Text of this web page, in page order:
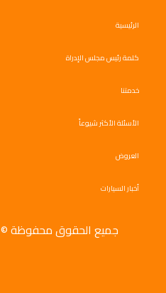
الرئيسية
كلمة رئيس مجلس الإدراة
خدمتنا
الأسئلة الأكثر شيوعاً
العروض
أخبار السيارات
جميع الحقوق محفوظة © ٢٠٢٥ الليثي أوتو جروب.